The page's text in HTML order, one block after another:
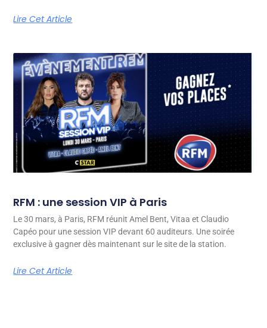
Lire Cet Article
RFM : une session VIP à Paris
Le 30 mars, à Paris, RFM réunit Amel Bent, Vitaa et Claudio
Capéo pour une session VIP devant 60 auditeurs. Une soirée
exclusive à gagner dès maintenant sur le site de la station.
Lire Cet Article